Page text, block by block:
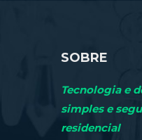
SOBRE
Tecnologia e
simples e
residencial